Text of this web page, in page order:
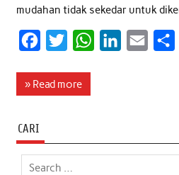
mudahan tidak sekedar untuk
c
o
o
i
e
W
A
d
» Read more
CARI